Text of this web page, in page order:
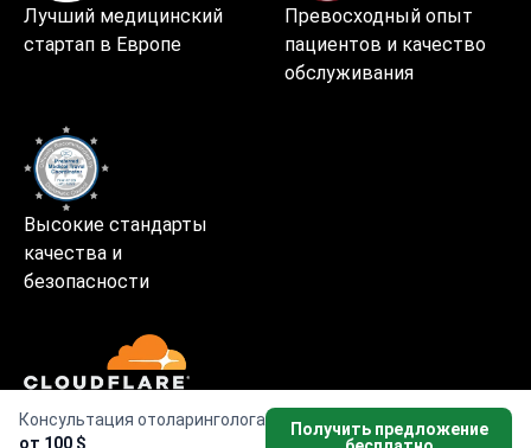
Консультация отоларинголога
от 100 $
Получить предложение
Лучший медицинский
стартап в Европе
Превосходный опыт
пациентов и качество
обслуживания
Высокие стандарты
качества и
безопасности
Безопасное и быстрое использование сайта